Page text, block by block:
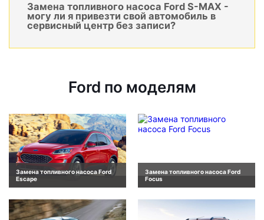
Замена топливного насоса Ford S-MAX -
могу ли я привезти свой автомобиль в
сервисный центр без записи?
Ford по моделям
Замена топливного насоса Ford
Escape
Замена топливного насоса Ford
Focus